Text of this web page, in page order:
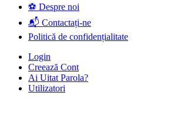
⚽ Despre noi
📬 Contactați-ne
Politică de confidențialitate
Login
Creează Cont
Ai Uitat Parola?
Utilizatori